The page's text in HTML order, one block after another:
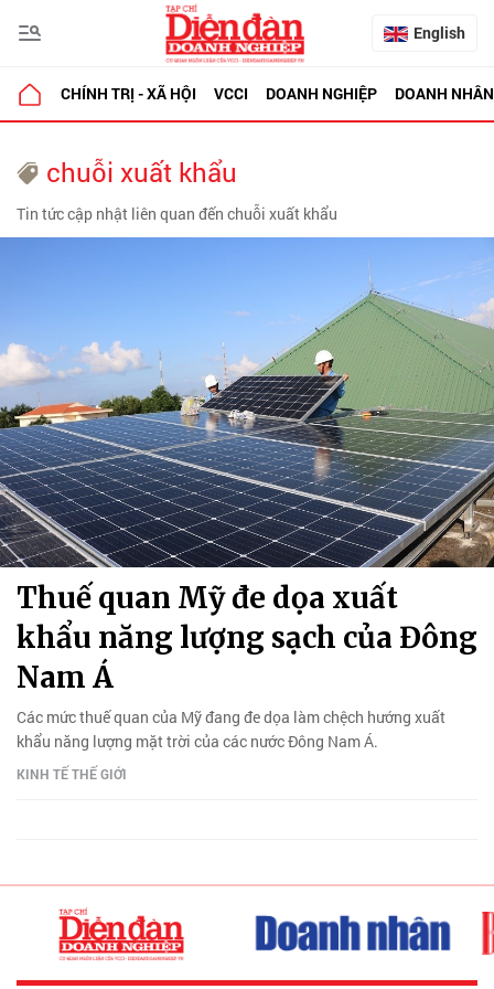
English
CHÍNH TRỊ - XÃ HỘI VCCI DOANH NGHIỆP DOANH NHÂN
chuỗi xuất khẩu
Tin tức cập nhật liên quan đến chuỗi xuất khẩu
Thuế quan Mỹ đe dọa xuất
khẩu năng lượng sạch của Đông
Nam Á
Các mức thuế quan của Mỹ đang đe dọa làm chệch hướng xuất
khẩu năng lượng mặt trời của các nước Đông Nam Á.
KINH TẾ THẾ GIỚI